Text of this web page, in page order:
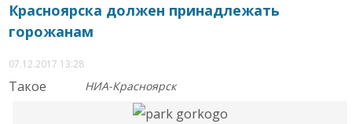
Красноярска должен принадлежать
горожанам
07.12.2017 13:28
НИА-Красноярск
Такое